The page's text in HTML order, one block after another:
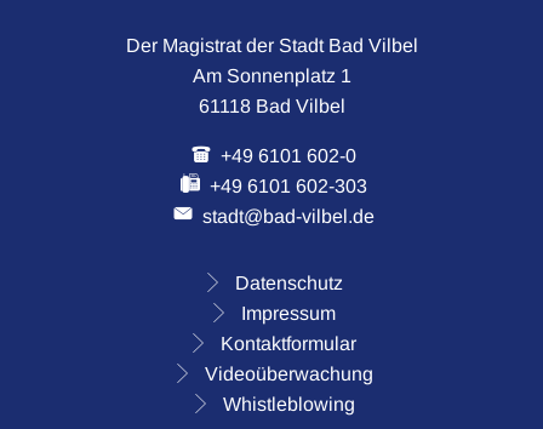
Der Magistrat der Stadt Bad Vilbel
Am Sonnenplatz 1
61118 Bad Vilbel
+49 6101 602-0
+49 6101 602-303
stadt@bad-vilbel.de
Datenschutz
Impressum
Kontaktformular
Videoüberwachung
Whistleblowing